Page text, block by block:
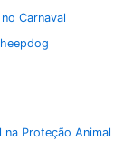
Carnaval
Proteção Animal